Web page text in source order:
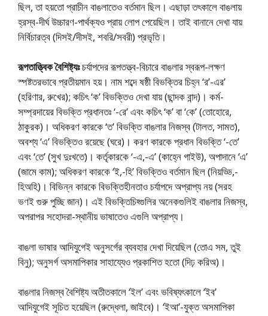
ছিল, তা হয়তাে প্রাচীন বাঙলাতেও বর্তমান ছিল। এছাড়া তৎকালে বাঙলায়
হ্রস্ব-দীর্ঘ উচ্চারণ-পার্থক্যও প্রায় লোপ পেয়েছিল। তাই বানানে দেখা যায়
নির্বিচারত্ব (দিসই/দীসই, শবরি/সবরী) প্রভৃতি।
রূপতাত্ত্বিক বৈশিষ্ট্যঃচর্যাপদের রূপতত্ত্ব-বিচারে বাঙলার স্বরূপ-লক্ষণ
স্পষ্টতরভাবে প্রতীয়মান হয়। নাম শব্দে ষষ্ঠী বিভক্তির চিহ্ন ‘র’-এর’
(হরিণার, রুখের); কচিৎ ‘ক’ বিভক্তিও দেখা যায় (ছান্দক বান্দ)। কর্ম-
সম্প্রদায়ের বিভক্তি প্রধানতঃ ‘-রে’ এবং কচিৎ ‘ক’ বা ‘কে’ (তােহােরে,
ঠাকুরক)। অধিকরণ কারকে ‘ত’ বিভক্তি বাঙলার নিজস্ব (টালত, সামত),
অবশ্য ‘এ’ বিভক্তিও রয়েছে (ঘরে)। করণ কারকে প্রধান বিভক্তি ‘-তে’
এবং ‘তে’ (সুখ দুঃখতে)। কর্তৃকারকে ‘-এ,-এ’ (কাহ্নে গাইউ), অপাদানে ‘এ’
(জামে কাম); অধিকরণ কারকে ‘ই,-হি’ বিভক্তিও বর্তমান ছিল (নিয়ড্ডি,-
হিঅহি)। বিভিন্ন কারকে বিভক্তিহীনতাও চর্যাপদে অপ্রাপ্য নয় (সরহ
ভণই গুরু পুচ্ছি জান)। এই বিভক্তিচিহ্গুলির অনেকগুলিই বাঙলার নিজস্ব,
অপরাপর সহােদরা-স্থানীয় ভাষাতেও এগুলি অপ্রাপ্য।
বাঙলা ভাষার আদিযুগেই অনুসর্গের ব্যবহার দেখা দিয়েছিল (তােএ সম, তুই
বিনু); অনুসর্গ অসমাপিকার সাহায্যেও প্রকাশিত হতাে (দিঢ় করিঅ)।
বাঙলার নিজস্ব বৈশিষ্ট্য অতীতকালে ‘ইল’ এবং ভবিষ্যৎকালে ‘ইব’
আদিযুগেই সূচিত হয়েছিল (রুদ্ধেলা, জাইবে)। ‘ইআ’-যুক্ত অসমাপিকা